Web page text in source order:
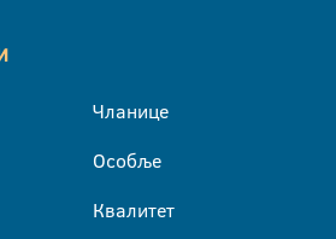
Чланице
Особље
Квалитет